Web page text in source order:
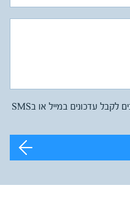
אנחנו מעוניינים לקבל עדכונים במייל או בSMS